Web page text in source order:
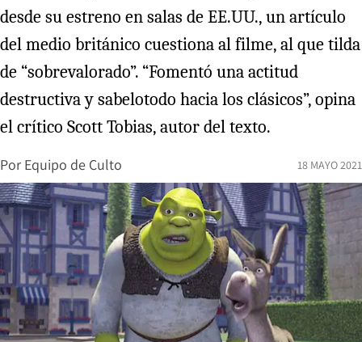
desde su estreno en salas de EE.UU., un artículo
del medio británico cuestiona al filme, al que tilda
de “sobrevalorado”. “Fomentó una actitud
destructiva y sabelotodo hacia los clásicos”, opina
el crítico Scott Tobias, autor del texto.
Por Equipo de Culto 18 MAYO 2021